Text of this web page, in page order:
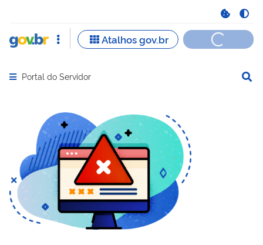
Abrir menu principal de navegação
Portal do Servidor